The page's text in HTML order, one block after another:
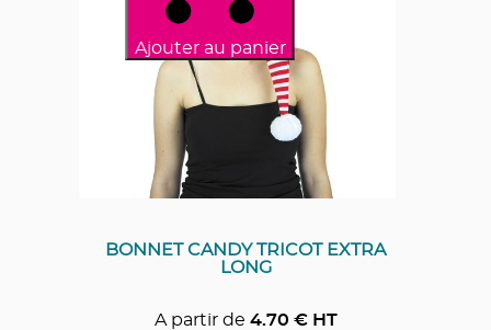
Ajouter au panier
BONNET CANDY TRICOT EXTRA
LONG
A partir de 4.70 € HT